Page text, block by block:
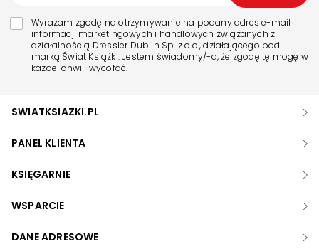
Wyrażam zgodę na otrzymywanie na podany adres e-mail
informacji marketingowych i handlowych związanych z
działalnością Dressler Dublin Sp. z o.o., działającego pod
marką Świat Książki. Jestem świadomy/-a, że zgodę tę mogę w
każdej chwili wycofać.
SWIATKSIAZKI.PL
PANEL KLIENTA
KSIĘGARNIE
WSPARCIE
DANE ADRESOWE